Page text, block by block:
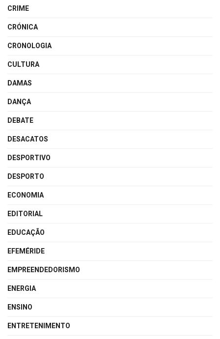
CRIME
CRÓNICA
CRONOLOGIA
CULTURA
DAMAS
DANÇA
DEBATE
DESACATOS
DESPORTIVO
DESPORTO
ECONOMIA
EDITORIAL
EDUCAÇÃO
EFEMÉRIDE
EMPREENDEDORISMO
ENERGIA
ENSINO
ENTRETENIMENTO